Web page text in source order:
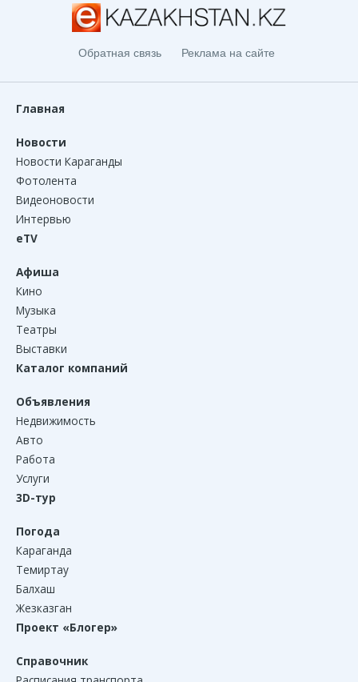
Обратная связь Реклама на сайте
Главная
Новости
Новости Караганды
Фотолента
Видеоновости
Интервью
eTV
Афиша
Кино
Музыка
Театры
Выставки
Каталог компаний
Объявления
Недвижимость
Авто
Работа
Услуги
3D-тур
Погода
Караганда
Темиртау
Балхаш
Жезказган
Проект «Блогер»
Справочник